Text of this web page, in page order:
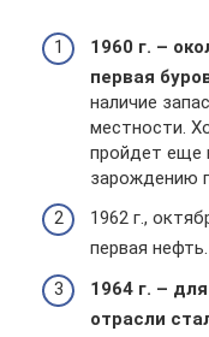
1960 г. –
первая
наличие
местности.
пройдет еще
зарождению
1962 г.,
первая нефть.
1964 г. –
отрасли